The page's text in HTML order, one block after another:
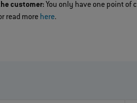
customer:You only have one point of
read more here.